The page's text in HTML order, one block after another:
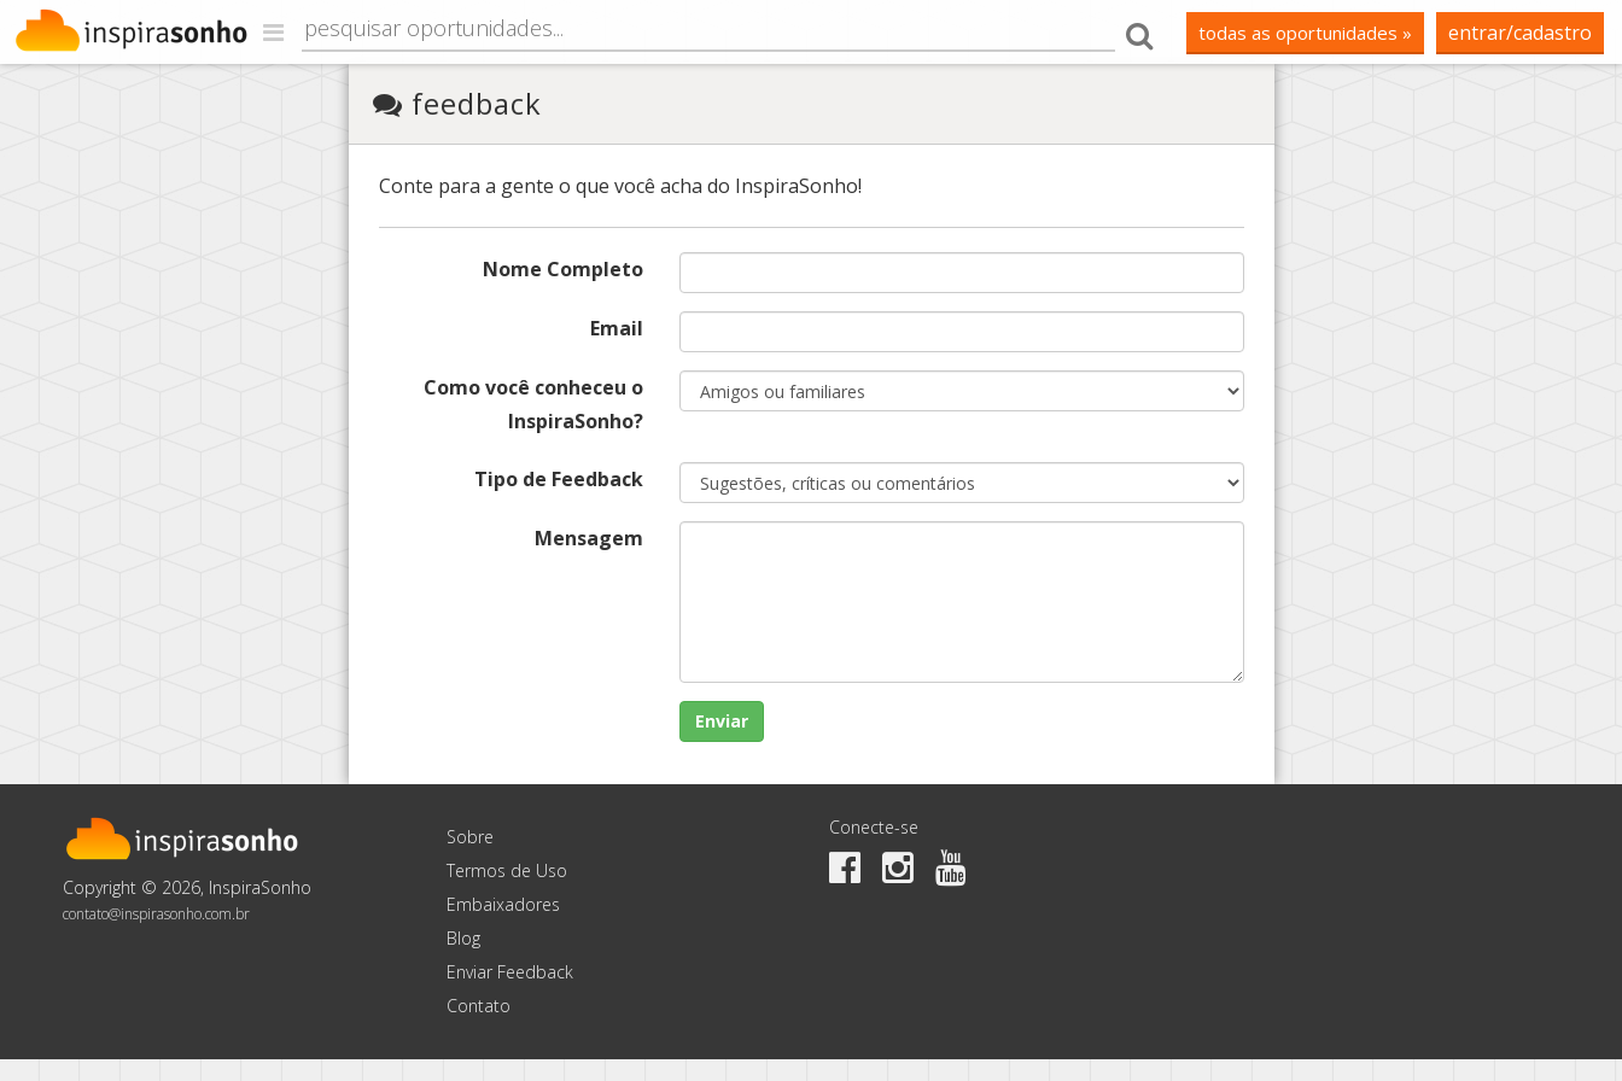
todas as oportunidades » entrar/cadastro
feedback
Conte para a gente o que você acha do InspiraSonho!
Nome Completo
Email
Como você conheceu o
InspiraSonho?
Tipo de Feedback
Mensagem
Enviar
Copyright © 2026, InspiraSonho
contato@inspirasonho.com.br
Sobre
Termos de Uso
Embaixadores
Blog
Enviar Feedback
Contato
Conecte-se